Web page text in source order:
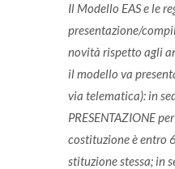
Il Modello EAS e le
presentazione/
novità rispetto agli
il modello va
via telematica): in
PRESENTAZIONE
costituzione è entro
stituzione stessa; in